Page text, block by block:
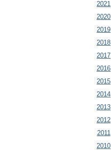
2021
2020
2019
2018
2017
2016
2015
2014
2013
2012
2011
2010